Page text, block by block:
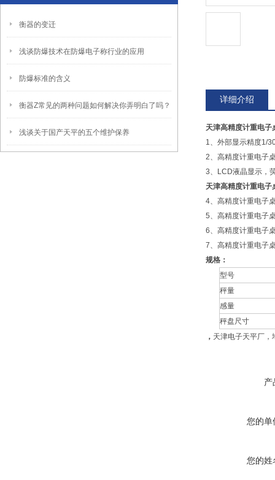
衡器的变迁
浅谈防爆技术在防爆电子称行业的应用
防爆标准的含义
衡器Z常见的两种问题如何解决你弄明白了吗？
浅谈关于国产天平的五个维护保养
详细介绍
天津高精度计重电子
1、外部显示精度1/
2、高精度计重电子
3、LCD液晶显示，
天津高精度计重电子
4、高精度计重电子
5、高精度计重电子
6、高精度计重电子
7、高精度计重电子
规格：
型号
秤量
感量
秤盘尺寸
， 天津电子天平厂，
产
您的单
您的姓